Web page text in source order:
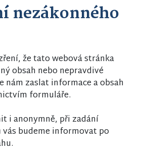
nezákonného
že tato webová stránka
obsah nebo nepravdivé
nám zaslat informace a obsah
formuláře.
i anonymně, při zadání
budeme informovat po